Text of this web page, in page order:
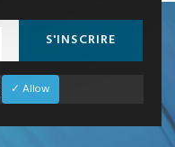
S'INSCRIRE
✓ Allow